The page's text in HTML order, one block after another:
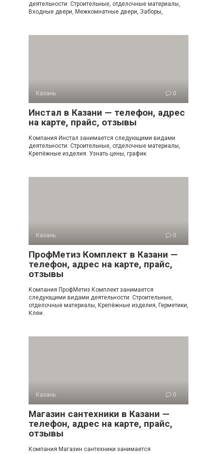
деятельности: Строительные, отделочные материалы,
Входные двери, Межкомнатные двери, Заборы,
Казань 0
Инстал в Казани — телефон, адрес
на карте, прайс, отзывы
Компания Инстал занимается следующими видами
деятельности: Строительные, отделочные материалы,
Крепёжные изделия. Узнать цены, график
Казань 0
ПрофМетиз Комплект в Казани —
телефон, адрес на карте, прайс,
отзывы
Компания ПрофМетиз Комплект занимается
следующими видами деятельности: Строительные,
отделочные материалы, Крепёжные изделия, Герметики,
Клеи.
Казань 0
Магазин сантехники в Казани —
телефон, адрес на карте, прайс,
отзывы
Компания Магазин сантехники занимается